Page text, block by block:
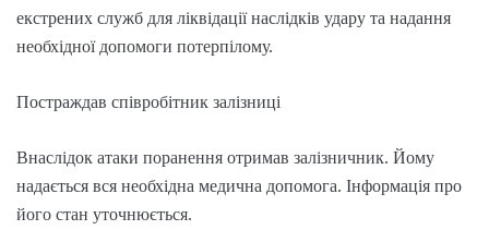
екстрених служб для ліквідації наслідків удару та надання
необхідної допомоги потерпілому.
Постраждав співробітник залізниці
Внаслідок атаки поранення отримав залізничник. Йому
надається вся необхідна медична допомога. Інформація про
його стан уточнюється.